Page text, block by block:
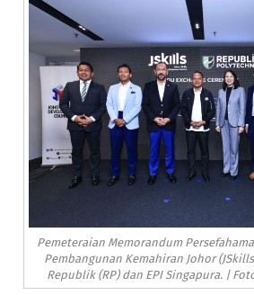
Pemeteraian Memorandum
Pembangunan Kemahiran Johor
Republik (RP) dan EPI Singapura. |